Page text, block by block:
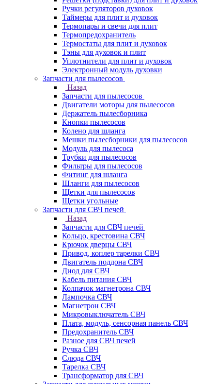
Ручки регуляторов духовок
Таймеры для плит и духовок
Термопары и свечи для плит
Термопредохранитель
Термостаты для плит и духовок
Тэны для духовок и плит
Уплотнители для плит и духовок
Электронный модуль духовки
Запчасти для пылесосов
Назад
Запчасти для пылесосов
Двигатели моторы для пылесосов
Держатель пылесборника
Кнопки пылесосов
Колено для шланга
Мешки пылесборники для пылесосов
Модуль для пылесоса
Трубки для пылесосов
Фильтры для пылесосов
Фитинг для шланга
Шланги для пылесосов
Щетки для пылесосов
Щетки угольные
Запчасти для СВЧ печей
Назад
Запчасти для СВЧ печей
Кольцо, крестовина СВЧ
Крючок дверцы СВЧ
Привод, коплер тарелки СВЧ
Двигатель поддона СВЧ
Диод для СВЧ
Кабель питания СВЧ
Колпачок магнетрона СВЧ
Лампочка СВЧ
Магнетрон СВЧ
Микровыключатель СВЧ
Плата, модуль, сенсорная панель СВЧ
Предохранитель СВЧ
Разное для СВЧ печей
Ручка СВЧ
Слюда СВЧ
Тарелка СВЧ
Трансформатор для СВЧ